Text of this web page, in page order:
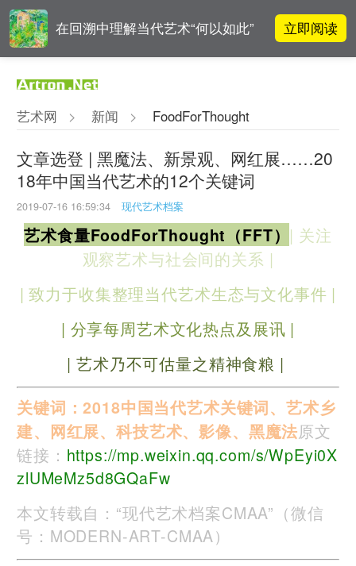
在回溯中理解当代艺术“何以如此” 立即阅读
影响力榜单
阿拉里奥画廊上海转型：为何要成
为策展式艺术商业综合体？
李铁夫冯钢百领衔 作为群体的早期
粤籍留美艺术家
艺术网 > 新闻 > FoodForThought
文章选登 | 黑魔法、新景观、网红展……20
18年中国当代艺术的12个关键词
2019-07-16 16:59:34 现代艺术档案
艺术食量FoodForThought（FFT） | 关注
观察艺术与社会间的关系 |
| 致力于收集整理当代艺术生态与文化事件 |
| 分享每周艺术文化热点及展讯 |
| 艺术乃不可估量之精神食粮 |
关键词：2018中国当代艺术关键词、艺术乡
建、网红展、科技艺术、影像、黑魔法原文
链接： https://mp.weixin.qq.com/s/WpEyi0X
zlUMeMz5d8GQaFw
本文转载自：“现代艺术档案CMAA”（微信
号：MODERN-ART-CMAA）